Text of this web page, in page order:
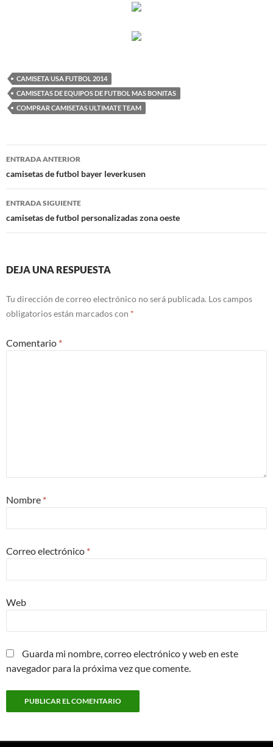
CAMISETA USA FUTBOL 2014
CAMISETAS DE EQUIPOS DE FUTBOL MAS BONITAS
COMPRAR CAMISETAS ULTIMATE TEAM
Navegación
de
entradas
ENTRADA ANTERIOR
camisetas de futbol bayer leverkusen
ENTRADA SIGUIENTE
camisetas de futbol personalizadas zona oeste
DEJA UNA RESPUESTA
Tu dirección de correo electrónico no será publicada. Los campos
obligatorios están marcados con *
Comentario *
Nombre *
Correo electrónico *
Web
Guarda mi nombre, correo electrónico y web en este
navegador para la próxima vez que comente.